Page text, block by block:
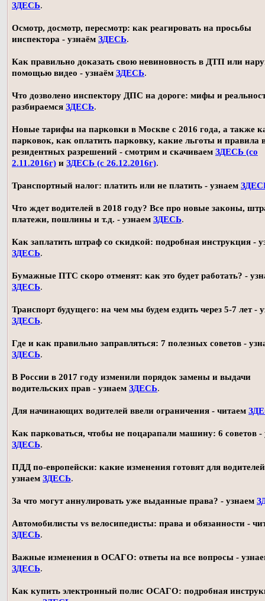
ЗДЕСЬ.
Осмотр, досмотр, пересмотр: как реагировать на просьбы
инспектора - узнаём ЗДЕСЬ.
Как правильно доказать свою невиновность в ДТП или
помощью видео - узнаём ЗДЕСЬ.
Что дозволено инспектору ДПС на дороге: мифы и
разбираемся ЗДЕСЬ.
Новые тарифы на парковки в Москве с 2016 года, а также
парковок, как оплатить парковку, какие льготы и правила
резидентных разрешений - смотрим и скачиваем ЗДЕСЬ (со
2.11.2016г) и ЗДЕСЬ (с 26.12.2016г).
Транспортный налог: платить или не платить - узнаем
Что ждет водителей в 2018 году? Все про новые законы,
платежи, пошлины и т.д. - узнаем ЗДЕСЬ.
Как заплатить штраф со скидкой: подробная инструкция -
ЗДЕСЬ.
Бумажные ПТС скоро отменят: как это будет работать? -
ЗДЕСЬ.
Транспорт будущего: на чем мы будем ездить через 5-7 лет -
ЗДЕСЬ.
Где и как правильно заправляться: 7 полезных советов -
ЗДЕСЬ.
В России в 2017 году изменили порядок замены и выдачи
водительских прав - узнаем ЗДЕСЬ.
Для начинающих водителей ввели ограничения - читаем
Как парковаться, чтобы не поцарапали машину: 6 советов -
ЗДЕСЬ.
ПДД по-европейски: какие изменения готовят для
узнаем ЗДЕСЬ.
За что могут аннулировать уже выданные права? - узнаем
Автомобилисты vs велосипедисты: права и обязанности -
ЗДЕСЬ.
Важные изменения в ОСАГО: ответы на все вопросы -
ЗДЕСЬ.
Как купить электронный полис ОСАГО: подробная